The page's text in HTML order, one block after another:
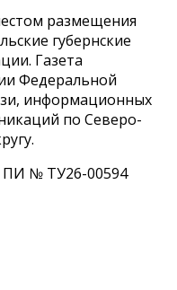
размещения
губернские
Газета
Федеральной
информационных
по Северо-
ПИ № ТУ26-00594